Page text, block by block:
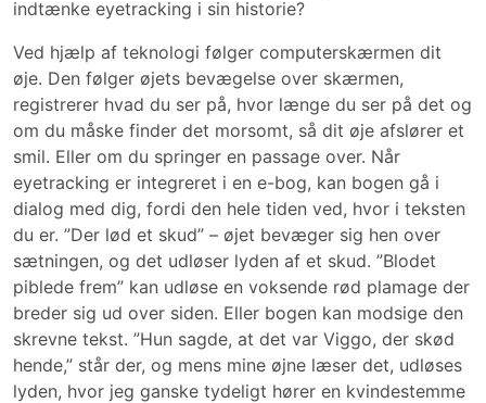
indtænke eyetracking i sin historie?
Ved hjælp af teknologi følger computerskærmen dit
øje. Den følger øjets bevægelse over skærmen,
registrerer hvad du ser på, hvor længe du ser på det og
om du måske finder det morsomt, så dit øje afslører et
smil. Eller om du springer en passage over. Når
eyetracking er integreret i en e-bog, kan bogen gå i
dialog med dig, fordi den hele tiden ved, hvor i teksten
du er. ”Der lød et skud” – øjet bevæger sig hen over
sætningen, og det udløser lyden af et skud. ”Blodet
piblede frem” kan udløse en voksende rød plamage der
breder sig ud over siden. Eller bogen kan modsige den
skrevne tekst. ”Hun sagde, at det var Viggo, der skød
hende,” står der, og mens mine øjne læser det, udløses
lyden, hvor jeg ganske tydeligt hører en kvindestemme